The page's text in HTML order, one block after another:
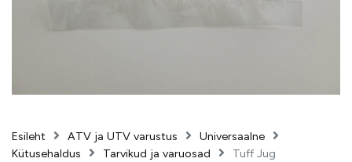
Esileht ATV ja UTV varustus
Universaalne
Kütusehaldus
Tarvikud ja varuosad
Tuff Jug